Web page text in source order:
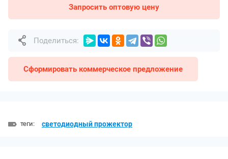
Запросить оптовую цену
Поделиться:
Сформировать коммерческое предложение
теги: светодиодный прожектор